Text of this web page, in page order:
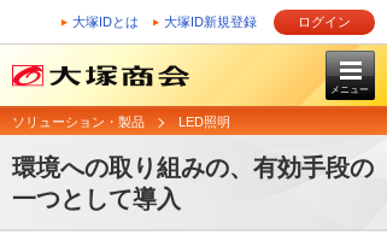
大塚IDとは 大塚ID新規登録 ログイン
メニュー
ソリューション・製品 LED照明
環境への取り組みの、有効手段の
一つとして導入